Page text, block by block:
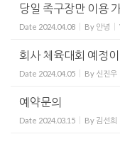
당일 족구장만 이용
Date 2024.04.08 By 안녕
회사 체육대회 예정
Date 2024.04.05 By 신진우
예약문의
Date 2024.03.15 By 김선희